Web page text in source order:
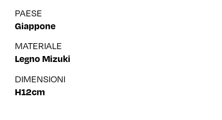
PAESE
Giappone
MATERIALE
Legno Mizuki
DIMENSIONI
H12cm